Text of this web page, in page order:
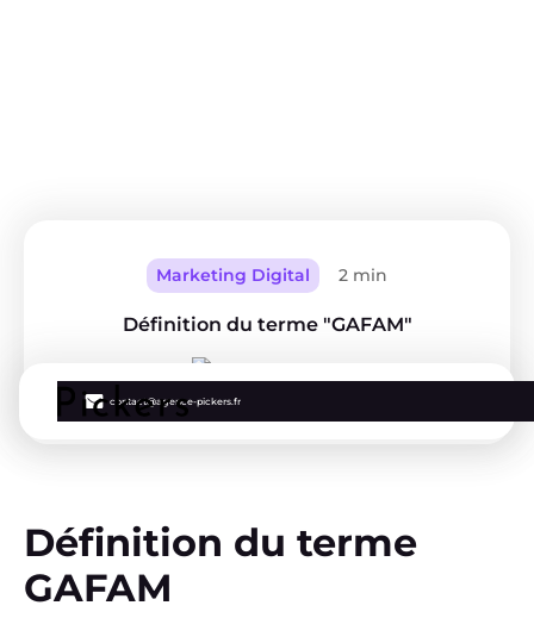
contact@agence-pickers.fr
Marketing Digital 2 min
Définition du terme "GAFAM"
Clément
Définition du terme
GAFAM